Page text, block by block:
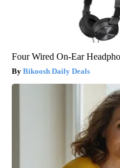
Four Wired On-Ear
Bikoosh Daily Deals